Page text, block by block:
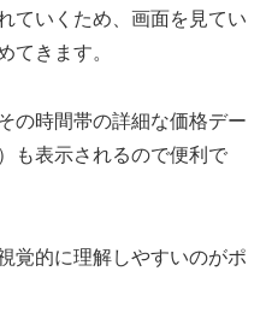
ていくため、画面を見てい
てきます。
の時間帯の詳細な価格デー
も表示されるので便利で
覚的に理解しやすいのがポ